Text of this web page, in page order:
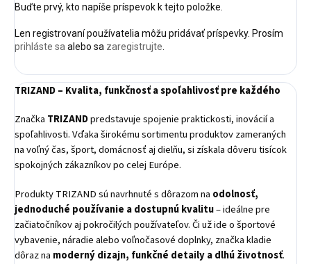
Buďte prvý, kto napíše príspevok k tejto položke.
Len registrovaní používatelia môžu pridávať príspevky. Prosím
prihláste saalebo sa zaregistrujte.
TRIZAND – Kvalita, funkčnosť a spoľahlivosť pre každého
Značka TRIZANDpredstavuje spojenie praktickosti, inovácií a
spoľahlivosti. Vďaka širokému sortimentu produktov zameraných
na voľný čas, šport, domácnosť aj dielňu, si získala dôveru tisícok
spokojných zákazníkov po celej Európe.
Produkty TRIZAND sú navrhnuté s dôrazom na odolnosť,
jednoduché používanie a dostupnú kvalitu– ideálne pre
začiatočníkov aj pokročilých používateľov. Či už ide o športové
vybavenie, náradie alebo voľnočasové doplnky, značka kladie
dôraz na moderný dizajn, funkčné detaily a dlhú životnosť.